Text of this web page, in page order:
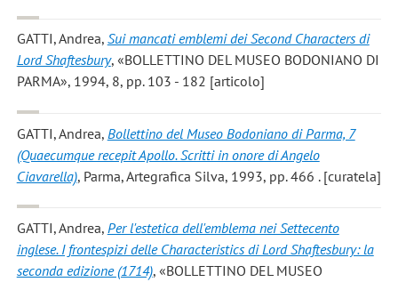
GATTI, Andrea, Sui mancati emblemi dei Second Characters di
Lord Shaftesbury, «BOLLETTINO DEL MUSEO BODONIANO DI
PARMA», 1994, 8, pp. 103 - 182 [articolo]
GATTI, Andrea, Bollettino del Museo Bodoniano di Parma, 7
(Quaecumque recepit Apollo. Scritti in onore di Angelo
Ciavarella), Parma, Artegrafica Silva, 1993, pp. 466 . [curatela]
GATTI, Andrea, Per l'estetica dell'emblema nei Settecento
inglese. I frontespizi delle Characteristics di Lord Shaftesbury: la
seconda edizione (1714), «BOLLETTINO DEL MUSEO